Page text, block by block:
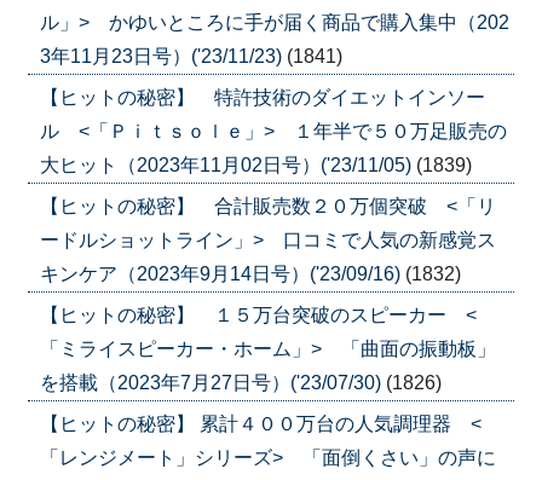
ル」> かゆいところに手が届く商品で購入集中（202
3年11月23日号）('23/11/23) (1841)
【ヒットの秘密】 特許技術のダイエットインソー
ル <「Ｐｉｔｓｏｌｅ」> １年半で５０万足販売の
大ヒット（2023年11月02日号）('23/11/05) (1839)
【ヒットの秘密】 合計販売数２０万個突破 <「リ
ードルショットライン」> 口コミで人気の新感覚ス
キンケア（2023年9月14日号）('23/09/16) (1832)
【ヒットの秘密】 １５万台突破のスピーカー <
「ミライスピーカー・ホーム」> 「曲面の振動板」
を搭載（2023年7月27日号）('23/07/30) (1826)
【ヒットの秘密】 累計４００万台の人気調理器 <
「レンジメート」シリーズ> 「面倒くさい」の声に